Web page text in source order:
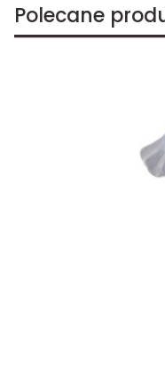
Polecane